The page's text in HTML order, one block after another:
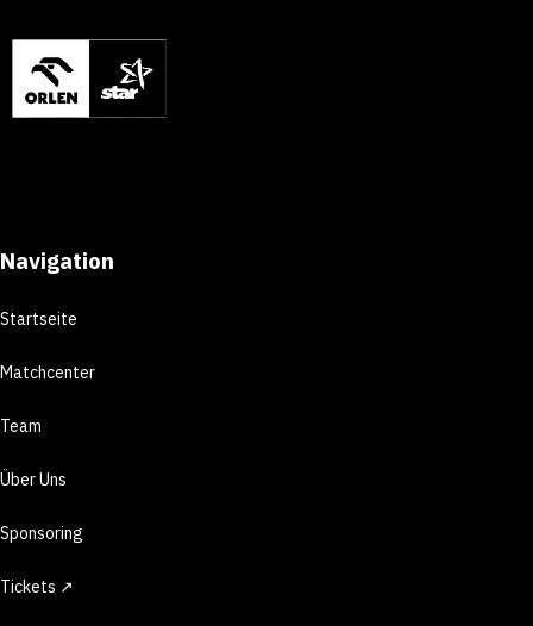
Navigation
Startseite
Matchcenter
Team
Über Uns
Sponsoring
Tickets ↗